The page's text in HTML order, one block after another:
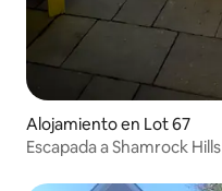
Alojamiento en Lot 67
Escapada a Shamrock Hills